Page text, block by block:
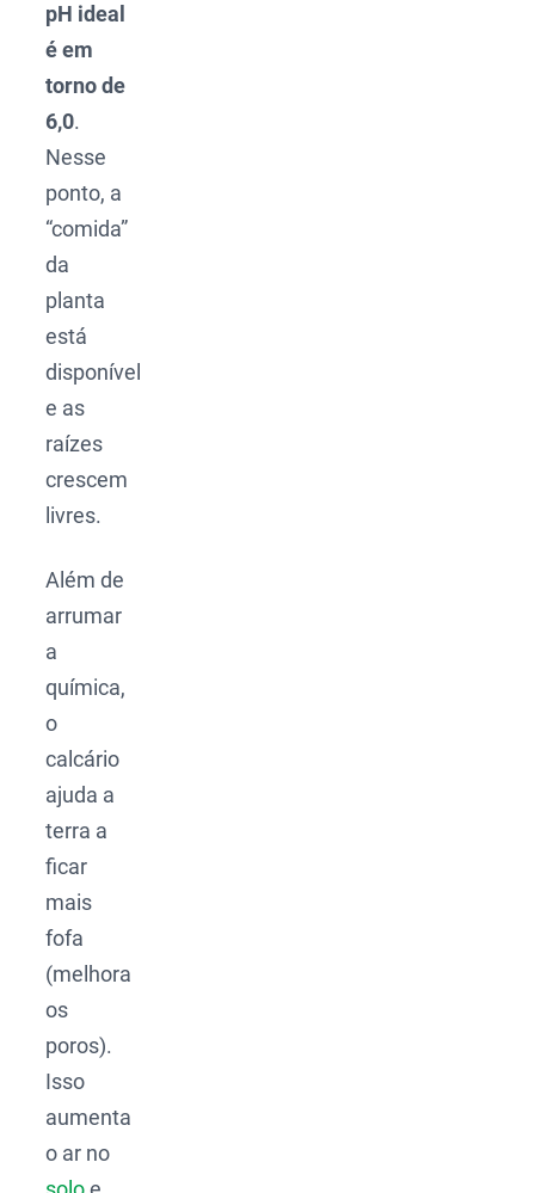
pH ideal
é em
torno de
6,0.
Nesse
ponto, a
“comida”
da
planta
está
disponível
e as
raízes
crescem
livres.
Além de
arrumar
a
química,
o
calcário
ajuda a
terra a
ficar
mais
fofa
(melhora
os
poros).
Isso
aumenta
o ar no